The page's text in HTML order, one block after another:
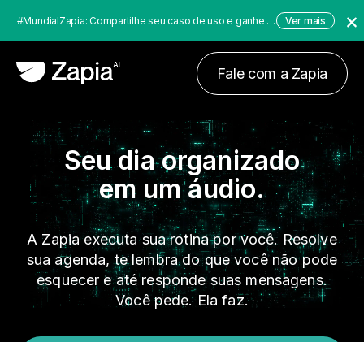
#MundialZapia: Compartilhe seu caso de uso e ganhe até $10.000 dólares!
Ver mais
Fale com a Zapia
Seu dia organizado
em um áudio.
A Zapia executa sua rotina por você. Resolve
sua agenda, te lembra do que você não pode
esquecer e até responde suas mensagens.
Você pede. Ela faz.